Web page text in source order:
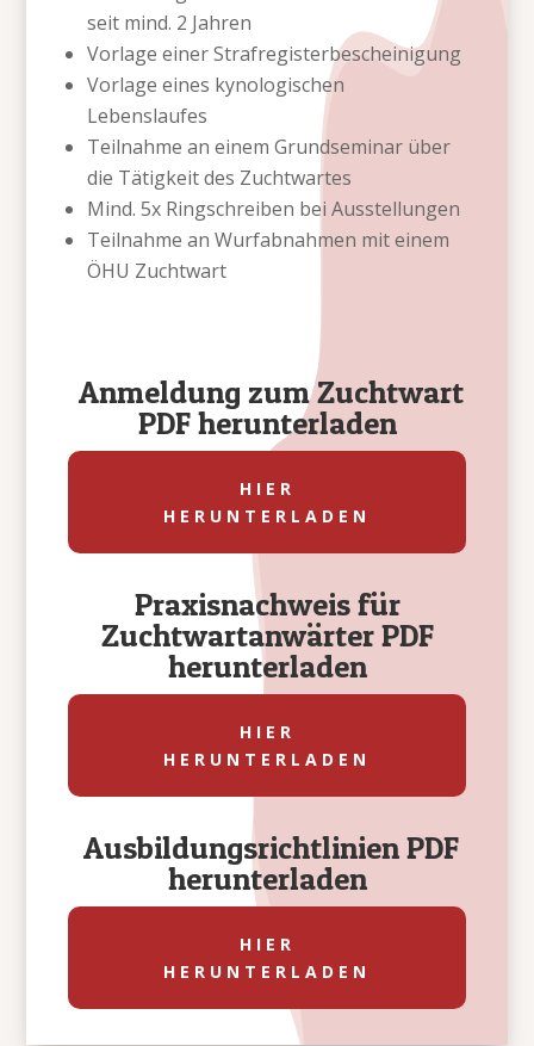
seit mind. 2 Jahren
Vorlage einer Strafregisterbescheinigung
Vorlage eines kynologischen
Lebenslaufes
Teilnahme an einem Grundseminar über
die Tätigkeit des Zuchtwartes
Mind. 5x Ringschreiben bei Ausstellungen
Teilnahme an Wurfabnahmen mit einem
ÖHU Zuchtwart
Anmeldung zum Zuchtwart
PDF herunterladen
HIER
HERUNTERLADEN
Praxisnachweis für
Zuchtwartanwärter PDF
herunterladen
HIER
HERUNTERLADEN
Ausbildungsrichtlinien PDF
herunterladen
HIER
HERUNTERLADEN